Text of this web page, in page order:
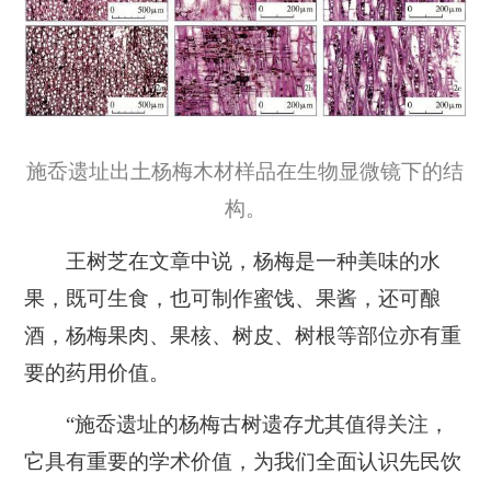
施岙遗址出土杨梅木材样品在生物显微镜下的结
构。
王树芝在文章中说，杨梅是一种美味的水
果，既可生食，也可制作蜜饯、果酱，还可酿
酒，杨梅果肉、果核、树皮、树根等部位亦有重
要的药用价值。
“施岙遗址的杨梅古树遗存尤其值得关注，
它具有重要的学术价值，为我们全面认识先民饮